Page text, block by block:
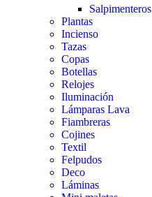
Salpimenteros
Plantas
Incienso
Tazas
Copas
Botellas
Relojes
Iluminación
Lámparas Lava
Fiambreras
Cojines
Textil
Felpudos
Deco
Láminas